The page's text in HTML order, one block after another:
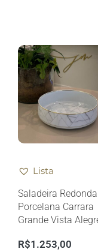
Lista
Saladeira Redonda
Porcelana Carrara
Grande Vista
R$1.253,00